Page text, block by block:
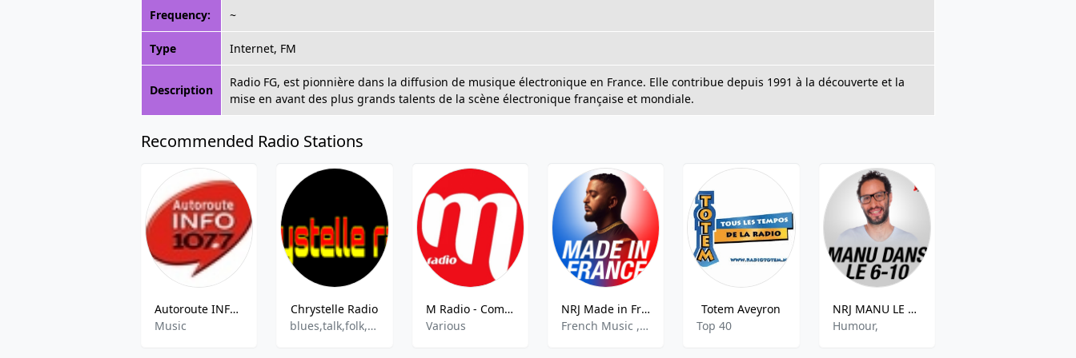
Frequency: ~
Type Internet, FM
Description
Radio FG, est pionnière dans la diffusion de musique électronique en France. Elle contribue depuis 1991 à la découverte et la
mise en avant des plus grands talents de la scène électronique française et mondiale.
Recommended Radio Stations
Autoroute INFO Nord 107.7 FM
Music
Chrystelle Radio
blues,talk,folk,oldies
M Radio - Comptines
Various
NRJ Made in France
French Music ,French Pop,
Totem Aveyron
Top 40
NRJ MANU LE 6-10
Humour,